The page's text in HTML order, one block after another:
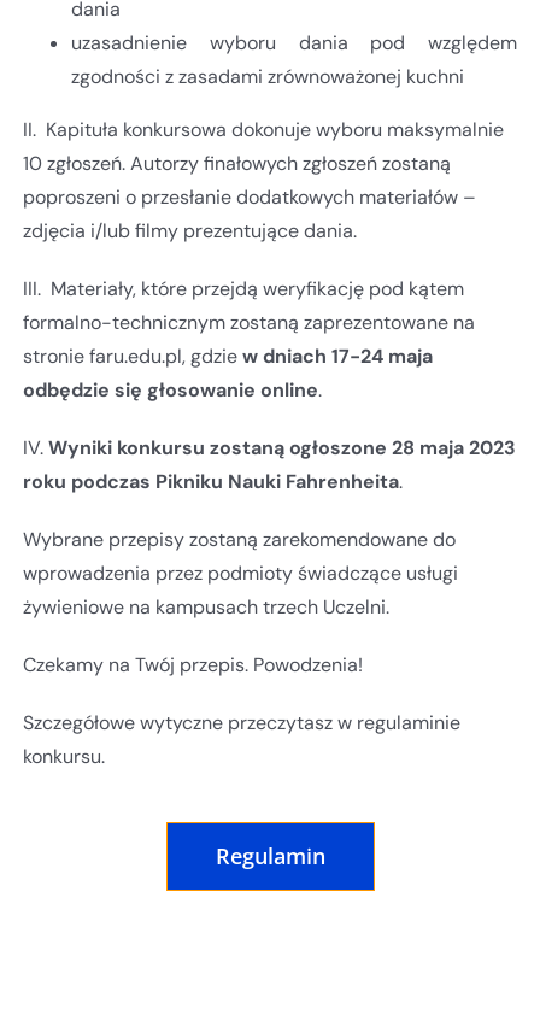
dania
uzasadnienie wyboru dania pod względem
zgodności z zasadami zrównoważonej kuchni
II. Kapituła konkursowa dokonuje wyboru maksymalnie
10 zgłoszeń. Autorzy finałowych zgłoszeń zostaną
poproszeni o przesłanie dodatkowych materiałów –
zdjęcia i/lub filmy prezentujące dania.
III. Materiały, które przejdą weryfikację pod kątem
formalno-technicznym zostaną zaprezentowane na
stronie faru.edu.pl, gdziew dniach 17-24 maja
odbędzie się głosowanie online.
IV.Wyniki konkursu zostaną ogłoszone 28 maja 2023
roku podczas Pikniku Nauki Fahrenheita.
Wybrane przepisy zostaną zarekomendowane do
wprowadzenia przez podmioty świadczące usługi
żywieniowe na kampusach trzech Uczelni.
Czekamy na Twój przepis. Powodzenia!
Szczegółowe wytyczne przeczytasz w regulaminie
konkursu.
Regulamin